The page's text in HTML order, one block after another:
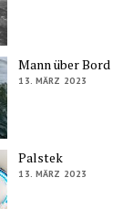
Mann über Bord
13. MÄRZ 2023
Palstek
13. MÄRZ 2023